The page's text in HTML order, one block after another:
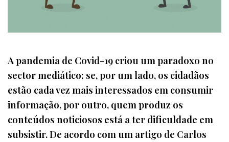
A pandemia de Covid-19 criou um paradoxo no
sector mediático: se, por um lado, os cidadãos
estão cada vez mais interessados em consumir
informação, por outro, quem produz os
conteúdos noticiosos está a ter dificuldade em
subsistir. De acordo com um artigo de Carlos